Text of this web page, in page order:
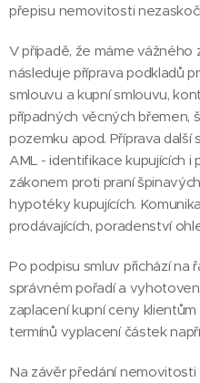
přepisu nemovitosti
V případě, že máme
následuje příprava podkladů
smlouvu a kupní smlouvu,
případných věcných břemen,
pozemku apod. Příprava další
AML - identifikace kupujících i
zákonem proti praní
hypotéky kupujících.
prodávajících, poradenství
Po podpisu smluv přichází na
správném pořadí a
zaplacení kupní ceny
termínů vyplacení částek
Na závěr předání nemovitosti